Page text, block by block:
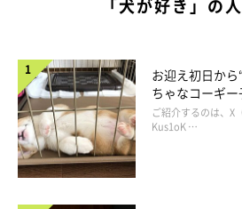
朝さんぽ中のきなこちゃん
「犬が好き」の
お迎え初日か
ちゃなコーギ
コ“コーギース
長！
ご紹介するのは、X
Kus1oK …